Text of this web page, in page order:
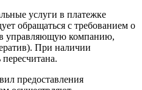
услуги в платежке
обращаться с требованием о
управляющую компанию,
При наличии
предоставления